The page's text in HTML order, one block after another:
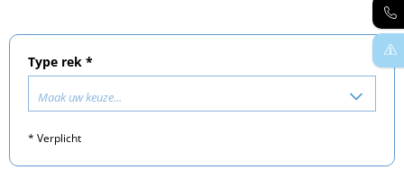
Type rek *
Maak uw keuze...
* Verplicht